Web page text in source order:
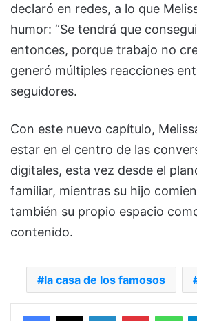
declaró en redes, a lo que
humor: “Se tendrá que
entonces, porque trabajo no
generó múltiples reacciones
seguidores.
Con este nuevo capítulo,
estar en el centro de las
digitales, esta vez desde el
familiar, mientras su hijo
también su propio espacio
contenido.
la casa de los famosos
Facebook
X LinkedInPinterest